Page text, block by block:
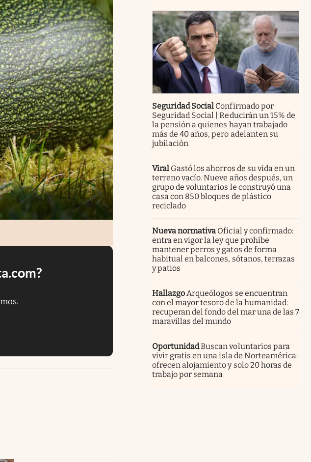
Seguridad Social Confirmado por
Seguridad Social | Reducirán un 15% de
la pensión a quienes hayan trabajado
más de 40 años, pero adelanten su
jubilación
Viral Gastó los ahorros de su vida en un
terreno vacío. Nueve años después, un
grupo de voluntarios le construyó una
casa con 850 bloques de plástico
reciclado
Nueva normativa Oficial y confirmado:
entra en vigor la ley que prohíbe
mantener perros y gatos de forma
habitual en balcones, sótanos, terrazas
y patios
HallazgoArqueólogos se encuentran
con el mayor tesoro de la humanidad:
recuperan del fondo del mar una de las 7
maravillas del mundo
OportunidadBuscan voluntarios para
vivir gratis en una isla de Norteamérica:
ofrecen alojamiento y solo 20 horas de
trabajo por semana